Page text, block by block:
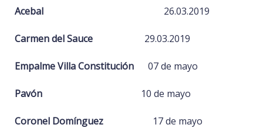
Acebal 26.03.2019
Carmen del Sauce 29.03.2019
Empalme Villa Constitución 07 de mayo
Pavón 10 de mayo
Coronel Domínguez 17 de mayo